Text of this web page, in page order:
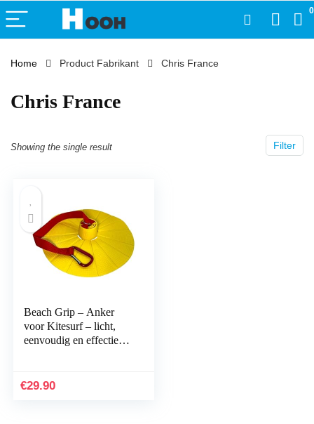
0
Home Product Fabrikant ‎Chris France
‎Chris France
Filter
Showing the single result
Beach Grip – Anker
voor Kitesurf – licht,
eenvoudig en effectief –
€29.90